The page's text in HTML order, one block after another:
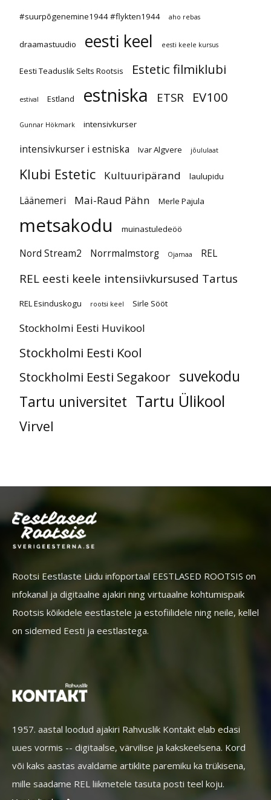
#suurpõgenemine1944 #flykten1944 aho rebas
draamastuudio eesti keel eesti keele kursus
Eesti Teaduslik Selts Rootsis Estetic filmiklubi
estival Estland estniska ETSR EV100
Gunnar Hökmark intensivkurser
intensivkurser i estniska Ivar Algvere jõululaat
Klubi Estetic Kultuuripärand laulupidu
Läänemeri Mai-Raud Pähn Merle Pajula
metsakodu muinastuledeöö
Nord Stream2 Norrmalmstorg Ojamaa REL
REL eesti keele intensiivkursused Tartus
REL Esinduskogu rootsi keel Sirle Sööt
Stockholmi Eesti Huvikool
Stockholmi Eesti Kool
Stockholmi Eesti Segakoor suvekodu
Tartu universitet Tartu Ülikool
Virvel
Rootsi Eestlaste Liidu infoportaal EESTLASED ROOTSIS on
infokanal ja digitaalne ajakiri ning virtuaalne kohtumispaik
Rootsis kõikidele eestlastele ja estofiilidele ning neile, kellel
on sidemed Eesti ja eestlastega.
1957. aastal loodud ajakiri Rahvuslik Kontakt elab edasi
uues vormis -- digitaalse, värvilise ja kakskeelsena. Kord
või kaks aastas avaldame artiklite paremiku ka trükisena,
mille saadame REL liikmetele tasuta posti teel koju.